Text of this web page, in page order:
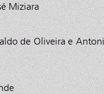
Miziara
de Oliveira e